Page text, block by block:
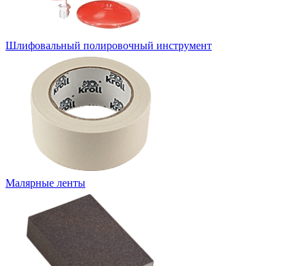
Шлифовальный полировочный инструмент
Малярные ленты